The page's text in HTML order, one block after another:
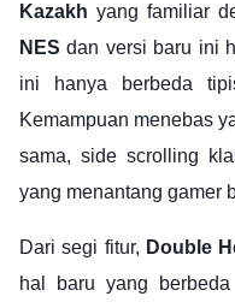
Kazakh yang familiar
NES dan versi baru ini
ini hanya berbeda
Kemampuan menebas
sama, side scrolling
yang menantang gamer
Dari segi fitur, Double
hal baru yang